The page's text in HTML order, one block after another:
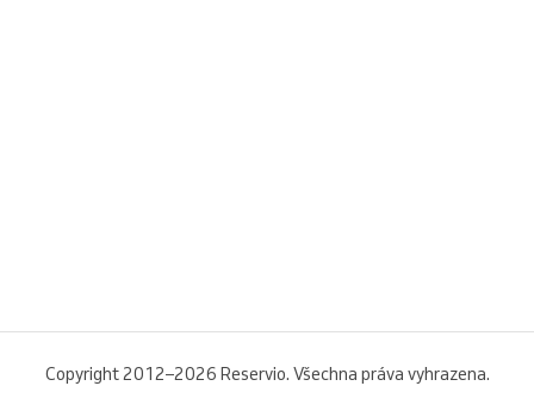
Copyright 2012–2026 Reservio. Všechna práva vyhrazena.